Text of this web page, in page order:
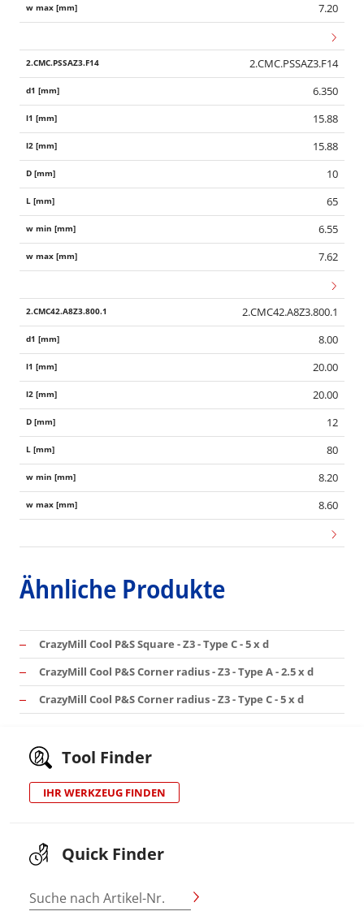
7.20
2.CMC.PSSAZ3.F14
6.350
15.88
15.88
10
65
6.55
7.62
2.CMC42.A8Z3.800.1
8.00
20.00
20.00
12
80
8.20
8.60
Ähnliche Produkte
CrazyMill Cool P&S Square - Z3 - Type C - 5 x d
CrazyMill Cool P&S Corner radius - Z3 - Type A - 2.5 x d
CrazyMill Cool P&S Corner radius - Z3 - Type C - 5 x d
Tool Finder
IHR WERKZEUG FINDEN
Quick Finder
Suche nach Artikel-Nr.